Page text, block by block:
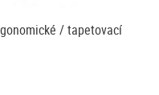
/ tapetovací